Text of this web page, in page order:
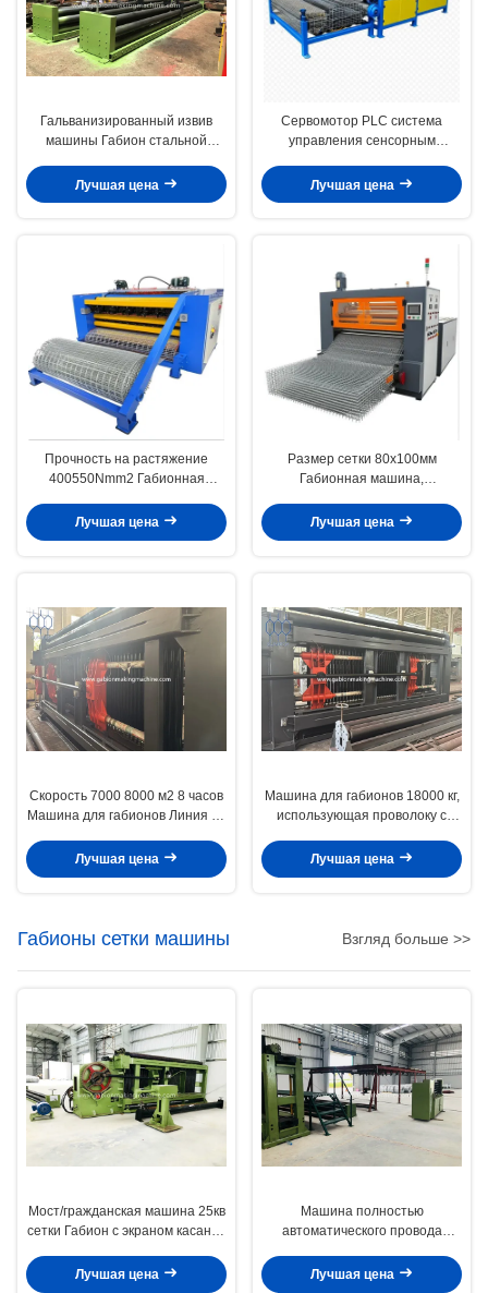
Гальванизированный извив
машины Габион стальной
диаметра провода 1,6 до 3.2мм
Лучшая цена
Сервомотор PLC система
управления сенсорным
машина создает сильные
120x150 мм сетки размер сетки
Лучшая цена
Прочность на растяжение
400550Nmm2 Габионная
покрытая сетка Размер
100x120 мм Сетевая сетка
Лучшая цена
Размер сетки 80x100мм
Габионная машина,
ПЛС, система управления
Лучшая цена
Скорость 7000 8000 м2 8 часов
Машина для габионов Линия по
проволочной сетки с ПВХ-
покрытием для ландшафтной
Лучшая цена
Машина для габионов 18000 кг,
использующая проволоку с
производства прочной сетки,
идеально подходящей для
Лучшая цена
Габионы сетки машины Взгляд больше >>
Мост/гражданская машина 25кв
сетки Габион с экраном касания
Лучшая цена
Машина полностью
автоматического провода
двойное управление ПЛК
Лучшая цена